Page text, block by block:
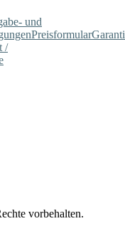
und
Preisformular
/
vorbehalten.